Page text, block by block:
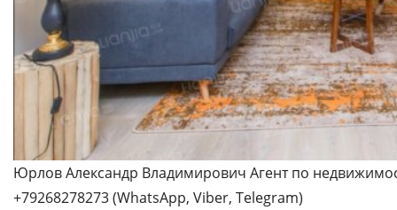
Юрлов Александр Владимирович Агент по
+79268278273 (WhatsApp, Viber, Telegram)